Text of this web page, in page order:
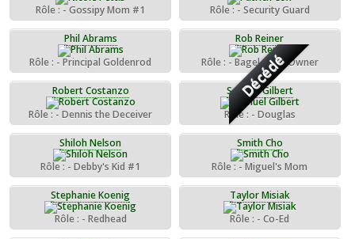
Rôle : - Gossipy Mom #1
Rôle : - Security Guard
Phil Abrams
Rôle : - Principal Goldenrod
Rob Reiner
Décédé
Rôle : - Bagel Shop Owner
Robert Costanzo
Rôle : - Dennis the Deceiver
Samuel Gilbert
Rôle : - Douglas
Shiloh Nelson
Rôle : - Debby's Kid #1
Smith Cho
Rôle : - Miguel's Mom
Stephanie Koenig
Rôle : - Redhead
Taylor Misiak
Rôle : - Co-Ed